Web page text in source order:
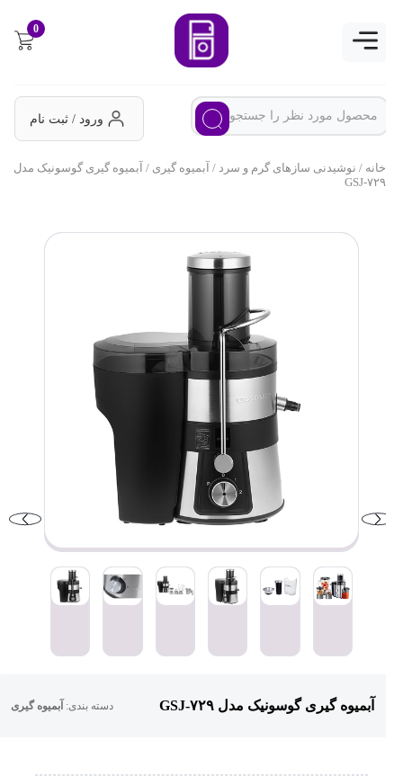
ورود / ثبت نام
خانه/نوشیدنی سازهای گرم و سرد/ آبمیوه گیری/ آبمیوه گیری گوسونیک مدل
GSJ-۷۲۹
آبمیوه گیری گوسونیک مدل GSJ-۷۲۹ دسته بندی:آبمیوه گیری